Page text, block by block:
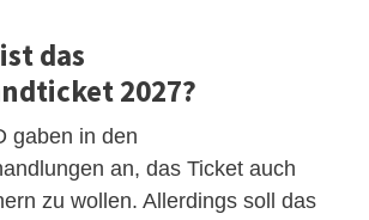
das
2027?
gaben in den
an, das Ticket auch
zu wollen. Allerdings soll das